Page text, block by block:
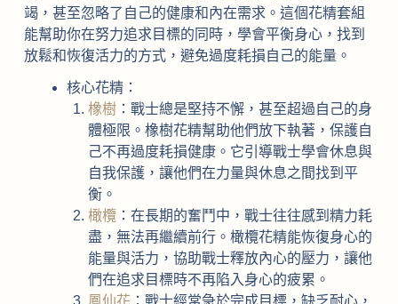
竭，甚至忽略了自己的健康和內在需求。這個花精套組
能幫助你在努力追求目標的同時，學會平衡身心，找到
放鬆和恢復活力的方式，避免過度耗損自己的能量。
核心花精：
橡樹：戰士總是堅持不懈，甚至超過自己的身
體極限。橡樹花精幫助他們放下執著，保護自
己不再過度耗損健康。它引導戰士學會休息與
自我保護，讓他們在力量與休息之間找到平
衡。
橄欖：在長期的奮鬥中，戰士往往感到精力耗
盡，無法再繼續前行。橄欖花精能恢復身心的
能量與活力，協助戰士釋放內心的壓力，讓他
們在追求目標時不再陷入身心的疲累。